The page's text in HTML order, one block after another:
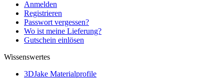
Anmelden
Registrieren
Passwort vergessen?
Wo ist meine Lieferung?
Gutschein einlösen
Wissenswertes
3DJake Materialprofile